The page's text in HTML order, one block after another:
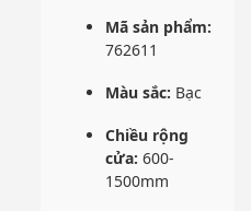
Mã sản phẩm:
762611
Màu sắc: Bạc
Chiều rộng
cửa: 600-
1500mm